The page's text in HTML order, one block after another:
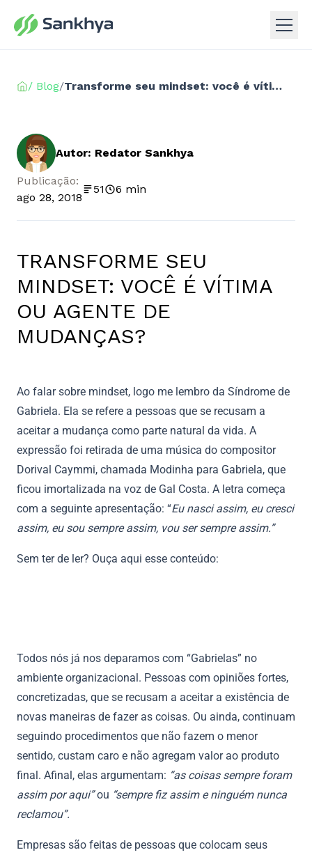
/ Blog/ Transforme seu mindset: você é vítima ou agente de mudanças?
Autor: Redator Sankhya
Publicação:
ago 28, 2018
51 6 min
TRANSFORME SEU
MINDSET: VOCÊ É VÍTIMA
OU AGENTE DE
MUDANÇAS?
Ao falar sobre mindset, logo me lembro da Síndrome de
Gabriela. Ela se refere a pessoas que se recusam a
aceitar a mudança como parte natural da vida. A
expressão foi retirada de uma música do compositor
Dorival Caymmi, chamada Modinha para Gabriela, que
ficou imortalizada na voz de Gal Costa. A letra começa
com a seguinte apresentação: “Eu nasci assim, eu cresci
assim, eu sou sempre assim, vou ser sempre assim.”
Sem ter de ler? Ouça aqui esse conteúdo:
Todos nós já nos deparamos com “Gabrielas” no
ambiente organizacional. Pessoas com opiniões fortes,
concretizadas, que se recusam a aceitar a existência de
novas maneiras de fazer as coisas. Ou ainda, continuam
seguindo procedimentos que não fazem o menor
sentido, custam caro e não agregam valor ao produto
final. Afinal, elas argumentam: “as coisas sempre foram
assim por aqui”ou “sempre fiz assim e ninguém nunca
reclamou”.
Empresas são feitas de pessoas que colocam seus